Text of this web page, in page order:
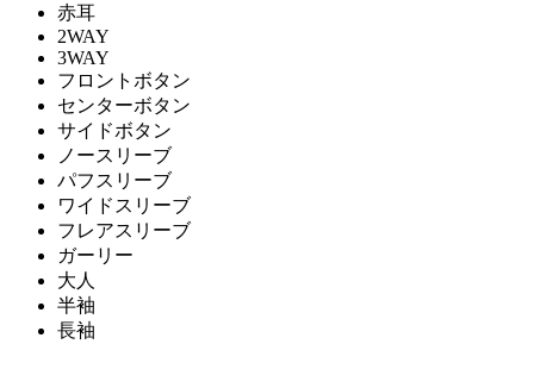
赤耳
2WAY
3WAY
フロントボタン
センターボタン
サイドボタン
ノースリーブ
パフスリーブ
ワイドスリーブ
フレアスリーブ
ガーリー
大人
半袖
長袖